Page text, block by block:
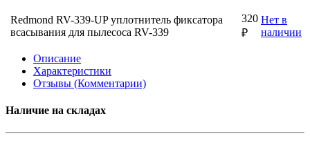
Redmond RV-339-UP уплотнитель фиксатора
всасывания для пылесоса RV-339
320
₽
Нет в
наличии
Описание
Характеристики
Отзывы (Комментарии)
Наличие на складах